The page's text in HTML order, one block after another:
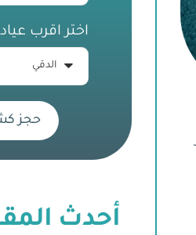
اختر اقرب
حجز
أحدث